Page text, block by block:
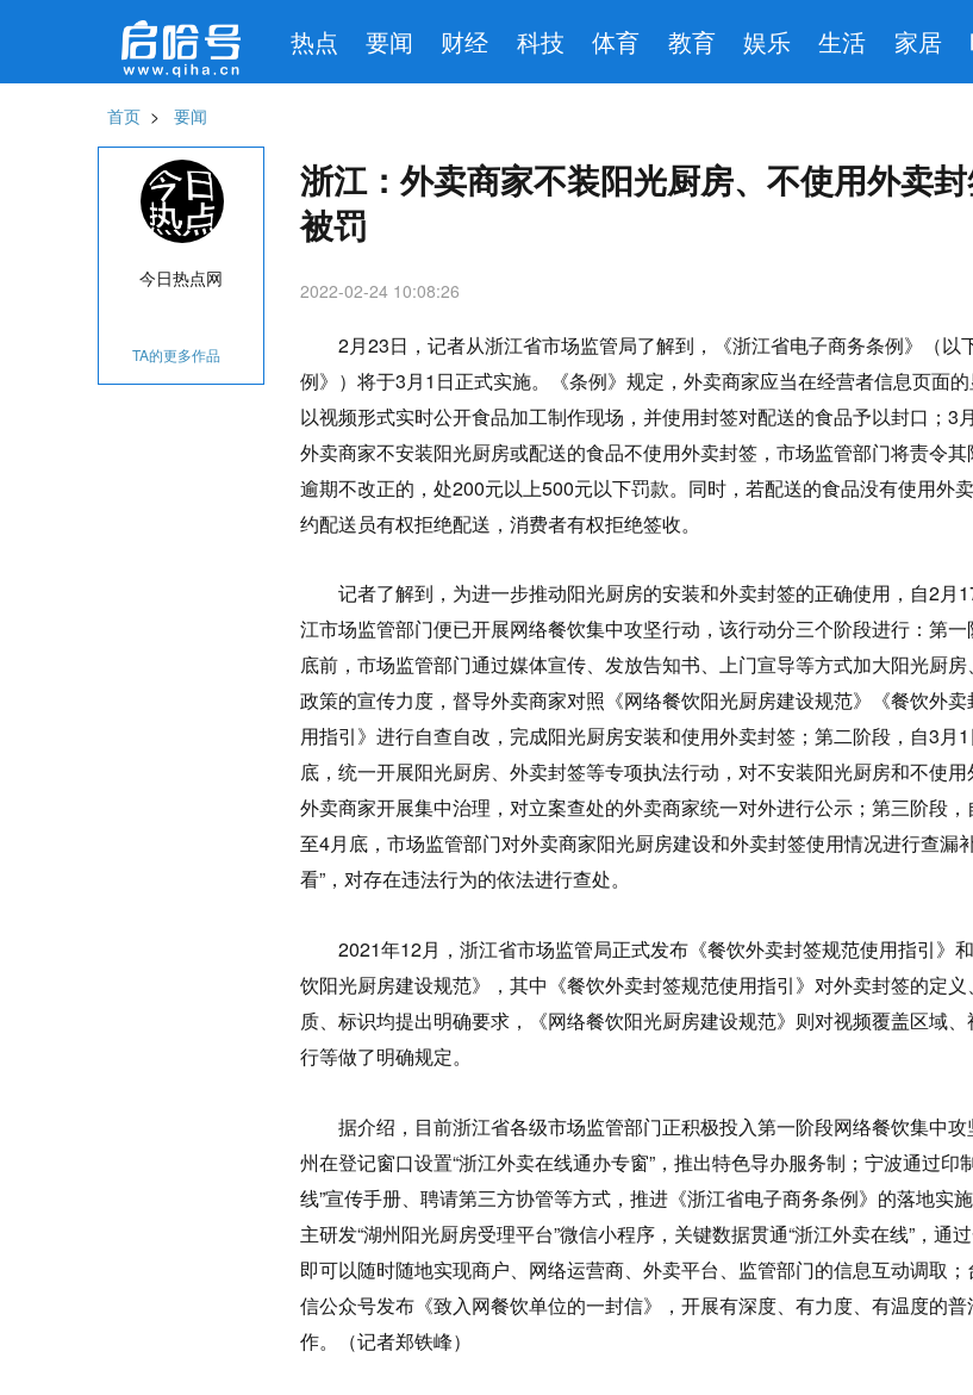
热点 要闻 财经 科技 体育 教育 娱乐 生活 家居
首页 > 要闻
今日热点网
TA的更多作品
浙江：外卖商家不装阳光厨房、不使用外卖
被罚
2022-02-24 10:08:26
2月23日，记者从浙江省市场监管局了解到，《浙江省电子商务条例》（以
例》）将于3月1日正式实施。《条例》规定，外卖商家应当在经营者信息页面
以视频形式实时公开食品加工制作现场，并使用封签对配送的食品予以封口；3
外卖商家不安装阳光厨房或配送的食品不使用外卖封签，市场监管部门将责令其
逾期不改正的，处200元以上500元以下罚款。同时，若配送的食品没有使用外
约配送员有权拒绝配送，消费者有权拒绝签收。
记者了解到，为进一步推动阳光厨房的安装和外卖封签的正确使用，自2月
江市场监管部门便已开展网络餐饮集中攻坚行动，该行动分三个阶段进行：第一
底前，市场监管部门通过媒体宣传、发放告知书、上门宣导等方式加大阳光厨
政策的宣传力度，督导外卖商家对照《网络餐饮阳光厨房建设规范》《餐饮外卖
用指引》进行自查自改，完成阳光厨房安装和使用外卖封签；第二阶段，自3月1
底，统一开展阳光厨房、外卖封签等专项执法行动，对不安装阳光厨房和不使用
外卖商家开展集中治理，对立案查处的外卖商家统一对外进行公示；第三阶段，
至4月底，市场监管部门对外卖商家阳光厨房建设和外卖封签使用情况进行查漏
看”，对存在违法行为的依法进行查处。
2021年12月，浙江省市场监管局正式发布《餐饮外卖封签规范使用指引》
饮阳光厨房建设规范》，其中《餐饮外卖封签规范使用指引》对外卖封签的定
质、标识均提出明确要求，《网络餐饮阳光厨房建设规范》则对视频覆盖区域、
行等做了明确规定。
据介绍，目前浙江省各级市场监管部门正积极投入第一阶段网络餐饮集中攻
州在登记窗口设置“浙江外卖在线通办专窗”，推出特色导办服务制；宁波通过印
线”宣传手册、聘请第三方协管等方式，推进《浙江省电子商务条例》的落地实
主研发“湖州阳光厨房受理平台”微信小程序，关键数据贯通“浙江外卖在线”，通
即可以随时随地实现商户、网络运营商、外卖平台、监管部门的信息互动调取；
信公众号发布《致入网餐饮单位的一封信》，开展有深度、有力度、有温度的
作。（记者郑铁峰）